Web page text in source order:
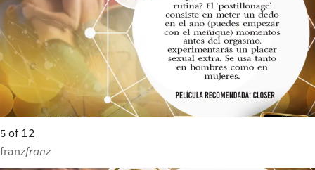
5 of 12
franzfranz